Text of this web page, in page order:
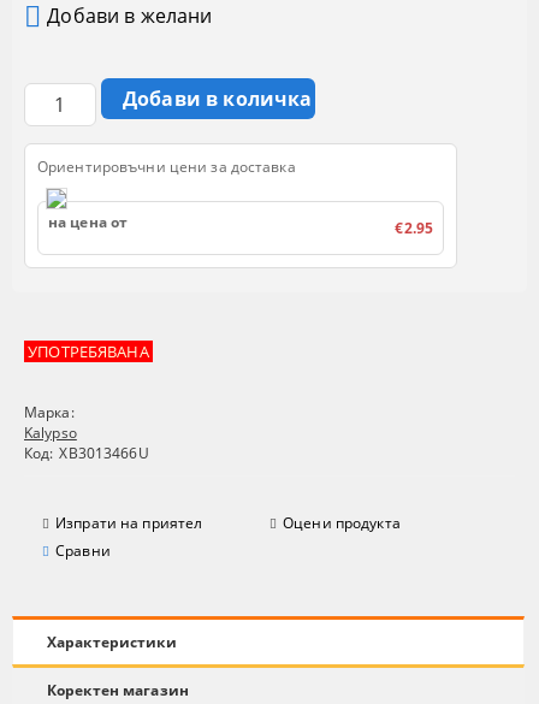
УПОТРЕБЯВАНА
Марка:
Kalypso
Код: XB3013466U
Изпрати на приятел
Оцени продукта
Сравни
Добави в желани
Ориентировъчни цени за доставка
на цена от €2.95
Характеристики
Коректен магазин